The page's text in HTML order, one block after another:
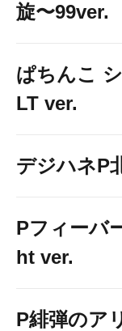
旋〜99ver.
ぱちんこ
LT ver.
デジハネP
Pフィーバ
ht ver.
P緋弾のア